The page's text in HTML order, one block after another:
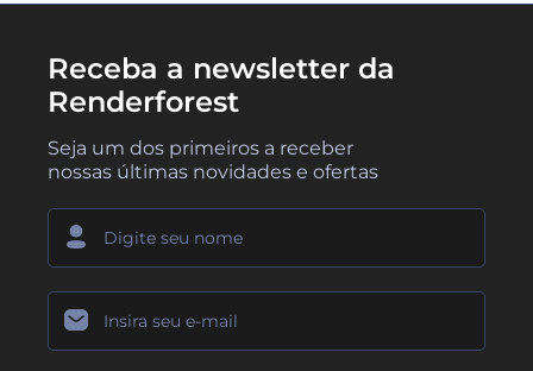
Receba a newsletter da
Renderforest
Seja um dos primeiros a receber
nossas últimas novidades e ofertas